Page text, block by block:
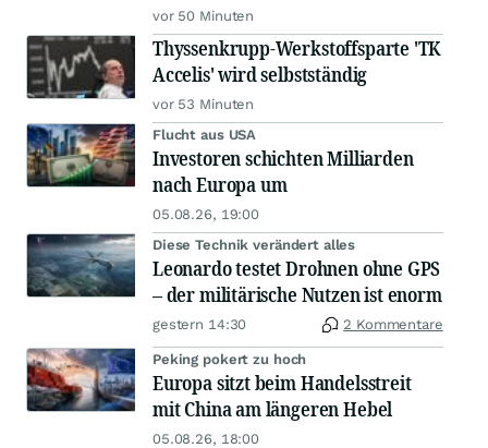
vor 50 Minuten
Thyssenkrupp-Werkstoffsparte 'TK
Accelis' wird selbstständig
vor 53 Minuten
Flucht aus USA
Investoren schichten Milliarden
nach Europa um
05.08.26, 19:00
Diese Technik verändert alles
Leonardo testet Drohnen ohne GPS
– der militärische Nutzen ist enorm
gestern 14:30 2 Kommentare
Peking pokert zu hoch
Europa sitzt beim Handelsstreit
mit China am längeren Hebel
05.08.26, 18:00